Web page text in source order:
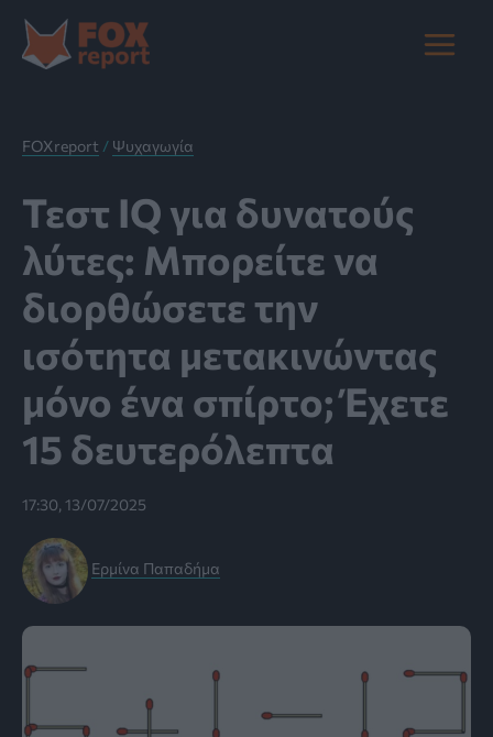
στο
περιεχόμενο
Main
FOXreport / Ψυχαγωγία
Τεστ IQ για δυνατούς
λύτες: Mπορείτε να
διορθώσετε την
ισότητα μετακινώντας
μόνο ένα σπίρτο; Έχετε
15 δευτερόλεπτα
17:30, 13/07/2025
Ερμίνα Παπαδήμα